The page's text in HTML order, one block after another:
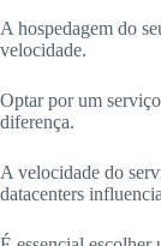
A hospedagem do
velocidade.
Optar por um
diferença.
A velocidade do
datacenters